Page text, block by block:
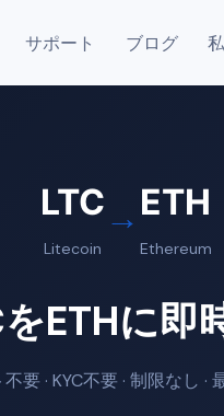
サポート ブログ
LTC
Litecoin
→ ETH
Ethereum
ETHに即
要 · KYC不要 · 制限なし ·